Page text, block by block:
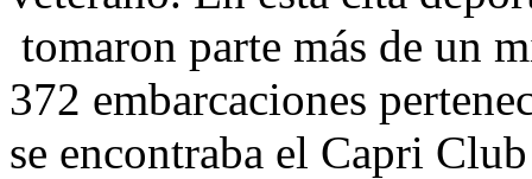
tomaron parte más de un
372 embarcaciones
se encontraba el Capri